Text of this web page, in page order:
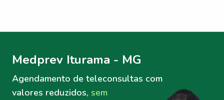
Medprev Iturama - MG
Agendamento de teleconsultas com
valores reduzidos, sem